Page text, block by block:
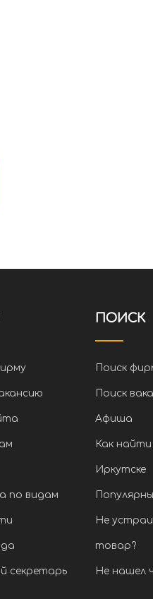
по видам
секретарь
ПОИСК
Поиск
Поиск
Афиша
Как
Иркутске
Не
товар?
Не нашел